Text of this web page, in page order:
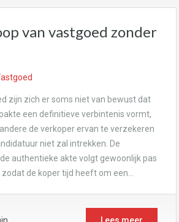
van vastgoed zonder
zijn zich er soms niet van bewust dat
een definitieve verbintenis vormt,
de verkoper ervan te verzekeren
niet zal intrekken. De
authentieke akte volgt gewoonlijk pas
de koper tijd heeft om een…